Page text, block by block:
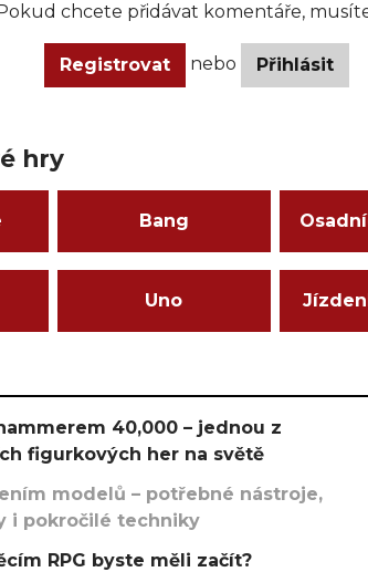
chcete přidávat komentáře,
Registrovat nebo Přihlásit
hry
Bang
Uno
40,000 – jednou z
figurkových her na světě
modelů – potřebné nástroje,
i pokročilé techniky
RPG byste měli začít?